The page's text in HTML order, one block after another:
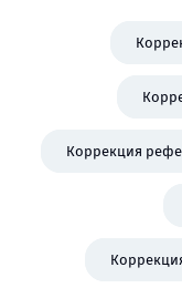
Коррекция